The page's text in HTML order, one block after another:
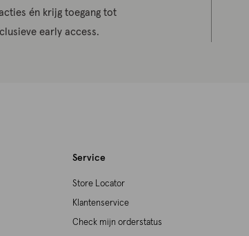
én krijg toegang tot
early access.
Service
Store Locator
Klantenservice
Check mijn orderstatus